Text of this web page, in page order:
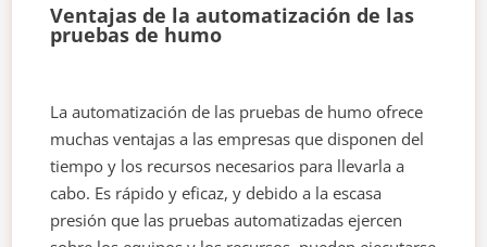
Ventajas de la automatización de las
pruebas de humo
La automatización de las pruebas de humo ofrece
muchas ventajas a las empresas que disponen del
tiempo y los recursos necesarios para llevarla a
cabo. Es rápido y eficaz, y debido a la escasa
presión que las pruebas automatizadas ejercen